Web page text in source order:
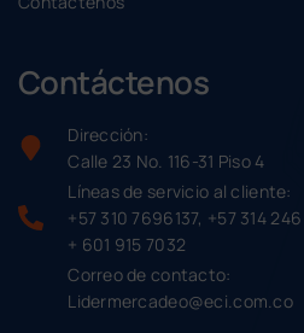
Contáctenos
Dirección:
Calle 23 No. 116-31 Piso 4
Líneas de servicio al cliente:
+57 310 7696137, +57 314
+ 601 915 7032
Correo de contacto:
Lidermercadeo@eci.com.co